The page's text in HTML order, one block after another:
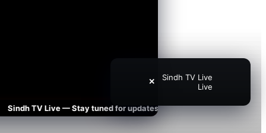
TV Live — Stay tuned for updates
Sindh TV Live
Live
✕